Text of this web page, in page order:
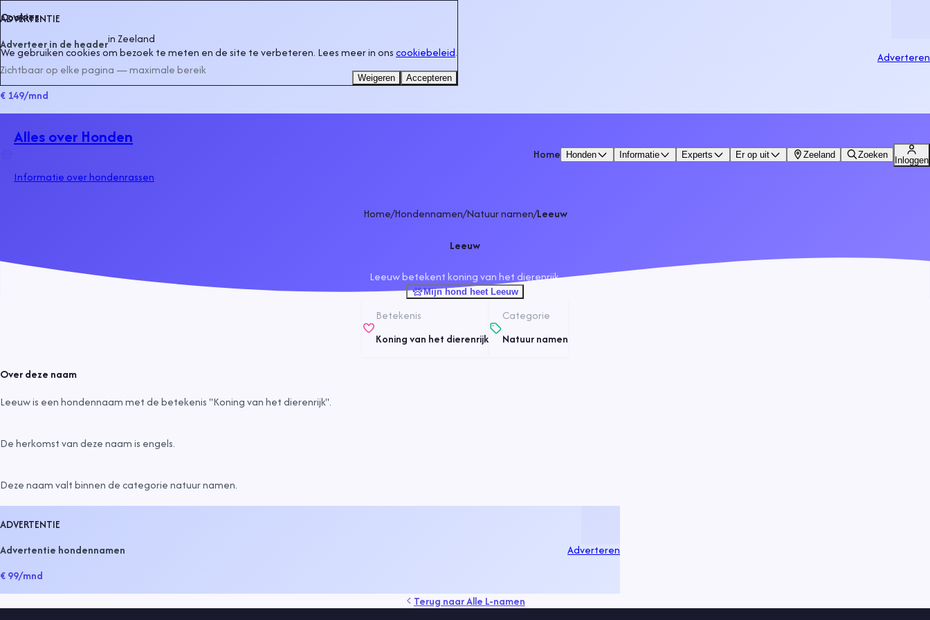
ADVERTENTIE
Adverteer in de headerinZeeland
Zichtbaar op elke pagina — maximale bereik
€ 149/mnd
Adverteren
Alles over Honden
Informatie over hondenrassen
Home Honden Informatie Experts Er op uit Zeeland Zoeken
Inloggen
Home/Hondennamen/Natuur namen/Leeuw
Leeuw
Leeuw betekent koning van het dierenrijk.
Mijn hond heet Leeuw
Betekenis
Koning van het dierenrijk
Categorie
Natuur namen
Over deze naam
Leeuw is een hondennaam met de betekenis "Koning van het dierenrijk".
De herkomst van deze naam is engels.
Deze naam valt binnen de categorienatuur namen.
ADVERTENTIE
Advertentie hondennamen
€ 99/mnd
Adverteren
Terug naarAlle L-namen
Cookies
We gebruiken cookies om bezoek te meten en de site te verbeteren. Lees meer in onscookiebeleid.
Weigeren Accepteren